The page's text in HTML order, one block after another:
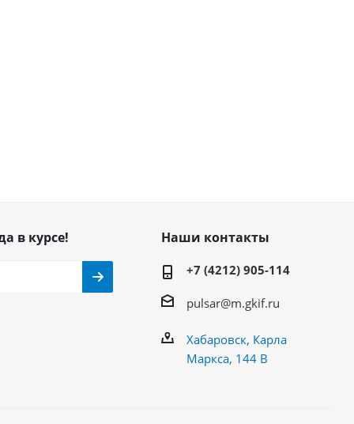
в курсе! Наши контакты
+7 (4212) 905-114
pulsar@m.gkif.ru
Хабаровск, Карла
Маркса, 144 В